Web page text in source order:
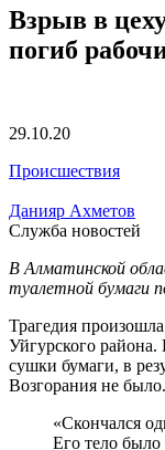
Взрыв в
погиб
29.10.20
Происшествия
Данияр Ахметов
Служба новостей
В Алматинской
туалетной бумаги
Трагедия
Уйгурского района.
сушки бумаги, в
Возгорания не было.
«Скончался
Его тело было